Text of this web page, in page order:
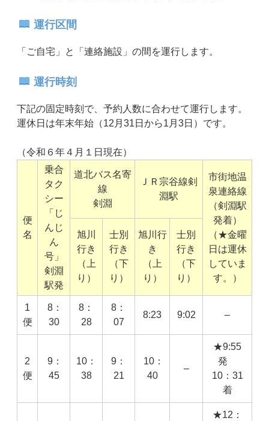
運行区間
「ご自宅」と「連絡施設」の間を運行します。
運行時刻
下記の固定時刻で、予約人数に合わせて運行します。
運休日は年末年始（12月31日から1月3日）です。
（令和６年４月１日現在）
便
名
乗合
タク
シー
「じ
んじ
ん
号」
剣淵
駅発
道北バス名寄
線
剣淵
ＪＲ宗谷線剣
淵駅
市街地温
泉連絡線
（剣淵駅
発着）
（★金曜
日は運休
していま
す。）
旭川
行き
（上
り）
士別
行き
（下
り）
旭川行
き
（上
り）
士別
行き
（下
り）
1
便
8：
30
8：
28
8：
07
8:23 9:02 –
2
便
9：
45
10：
38
9：
21
10：
40
–
★9:55
発
10：31
着
★12：